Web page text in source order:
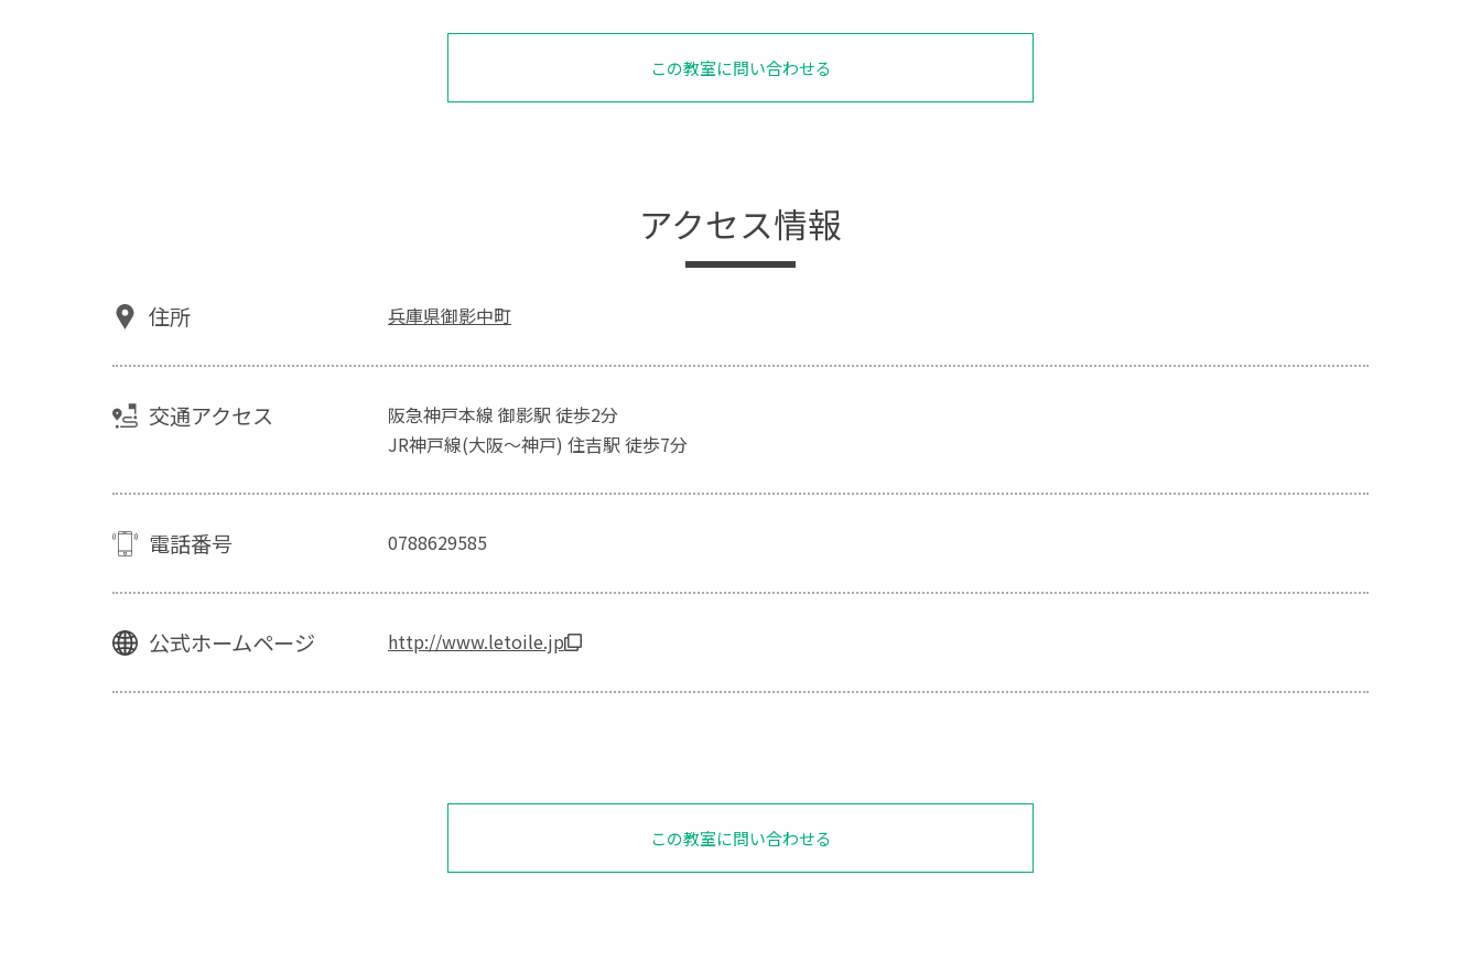
この教室に問い合わせる
アクセス情報
住所 兵庫県御影中町
交通アクセス
阪急神戸本線 御影駅 徒歩2分
JR神戸線(大阪～神戸) 住吉駅 徒歩7分
電話番号 0788629585
公式ホームページ http://www.letoile.jp
この教室に問い合わせる